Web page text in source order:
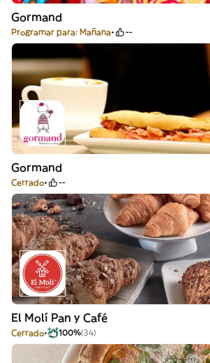
Gormand
Programar para: Mañana --
Gormand
Cerrado --
El Molí Pan y Café
Cerrado 100%(34)